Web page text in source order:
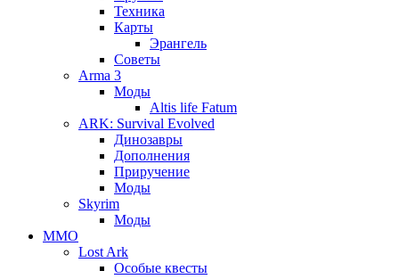
Техника
Карты
Эрангель
Советы
Arma 3
Моды
Altis life Fatum
ARK: Survival Evolved
Динозавры
Дополнения
Приручение
Моды
Skyrim
Моды
ММО
Lost Ark
Особые квесты